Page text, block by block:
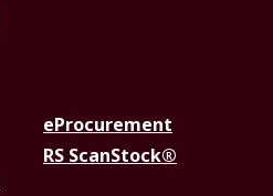
eProcurement
RS ScanStock®